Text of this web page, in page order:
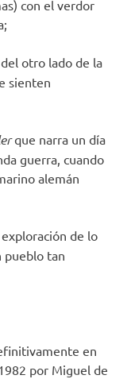
con el verdor
otro lado de la
sienten
que narra un día
guerra, cuando
alemán
de lo
pueblo tan
en
por Miguel de